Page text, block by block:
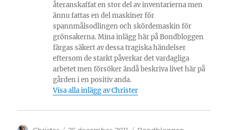
återanskaffat en stor del av inventarierna men
ännu fattas en del maskiner för
spannmålsodlingen och skördemaskin för
grönsakerna. Mina inlägg här på Bondbloggen
färgas säkert av dessa tragiska händelser
eftersom de starkt påverkar det vardagliga
arbetet men försöker ändå beskriva livet här på
gården i en positiv anda.
Visa alla inlägg av Christer